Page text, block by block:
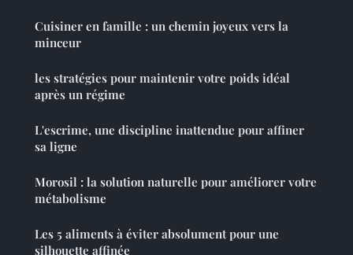
Cuisiner en famille : un chemin joyeux vers la
minceur
les stratégies pour maintenir votre poids idéal
après un régime
L'escrime, une discipline inattendue pour affiner
sa ligne
Morosil : la solution naturelle pour améliorer votre
métabolisme
Les 5 aliments à éviter absolument pour une
silhouette affinée